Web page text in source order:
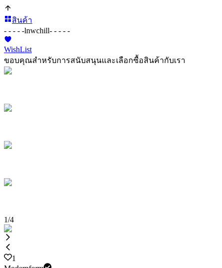
สินค้า
- - - - -lnwchill- - - - -
WishList
ขอบคุณสำหรับการสนับสนุนและเลือกซื้อสินค้ากับเรา
1/4
1